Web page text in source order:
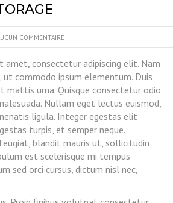
COMMENTAIRE
amet, consectetur adipiscing elit. Nam
commodo ipsum elementum. Duis
mattis urna. Quisque consectetur odio
Nullam eget lectus euismod,
ligula. Integer egestas elit
turpis, et semper neque.
blandit mauris ut, sollicitudin
est scelerisque mi tempus
sed orci cursus, dictum nisl nec,